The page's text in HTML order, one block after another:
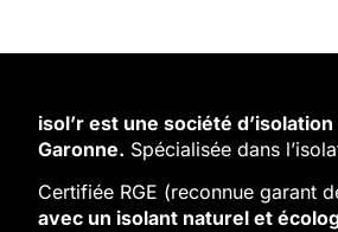
isol’r est une société
Garonne. Spécialisée dans
Certifiée RGE (reconnue garant
avec un isolant naturel et